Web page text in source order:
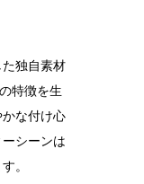
独自素材
特徴を生
な付け心
シーンは
。